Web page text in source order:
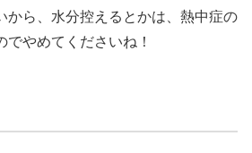
から、水分控えるとかは、熱中症の
でやめてくださいね！